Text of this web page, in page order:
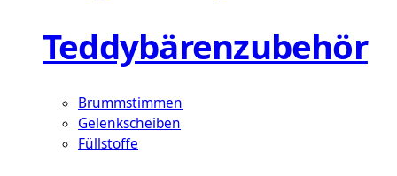
Teddybärenzubehör
Brummstimmen
Gelenkscheiben
Füllstoffe